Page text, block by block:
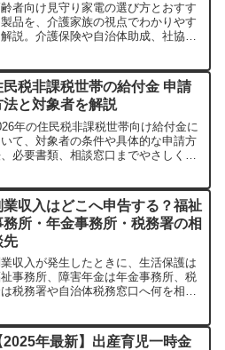
者向け見守り家電の選び方とおすす
品を、介護家族の視点でわかりやす
解説。介護保険や自治体助成、社協の
民税非課税世帯の給付金 申請
法と対象者を解説
年の住民税非課税世帯向け給付金に
て、対象者の条件や具体的な申請方
必要書類、相談窓口までやさしく解
業収入はどこへ申告する？福祉
務所・年金事務所・税務署の相
先
収入が発生したときに、生活保護は
事務所、障害年金は年金事務所、税
税務署や自治体税務窓口へ何を相談
2025年最新】出産育児一時金